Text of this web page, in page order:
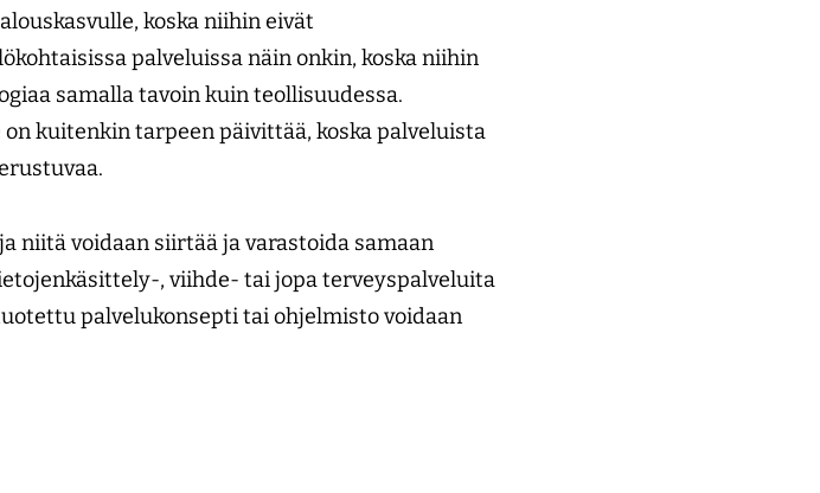
koska niihin eivät
palveluissa näin onkin, koska niihin
samalla tavoin kuin teollisuudessa.
kuitenkin tarpeen päivittää, koska palveluista
niitä voidaan siirtää ja varastoida samaan
, viihde- tai jopa terveyspalveluita
palvelukonsepti tai ohjelmisto voidaan